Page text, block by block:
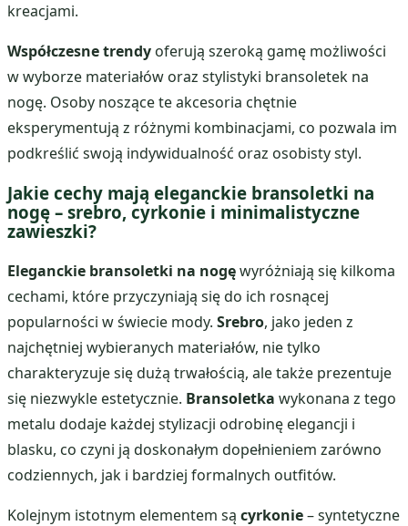
kreacjami.
Współczesne trendy oferują szeroką gamę możliwości
w wyborze materiałów oraz stylistyki bransoletek na
nogę. Osoby noszące te akcesoria chętnie
eksperymentują z różnymi kombinacjami, co pozwala im
podkreślić swoją indywidualność oraz osobisty styl.
Jakie cechy mają eleganckie bransoletki na
nogę – srebro, cyrkonie i minimalistyczne
zawieszki?
Eleganckie bransoletki na nogęwyróżniają się kilkoma
cechami, które przyczyniają się do ich rosnącej
popularności w świecie mody. Srebro, jako jeden z
najchętniej wybieranych materiałów, nie tylko
charakteryzuje się dużą trwałością, ale także prezentuje
się niezwykle estetycznie. Bransoletka wykonana z tego
metalu dodaje każdej stylizacji odrobinę elegancji i
blasku, co czyni ją doskonałym dopełnieniem zarówno
codziennych, jak i bardziej formalnych outfitów.
Kolejnym istotnym elementem są cyrkonie– syntetyczne